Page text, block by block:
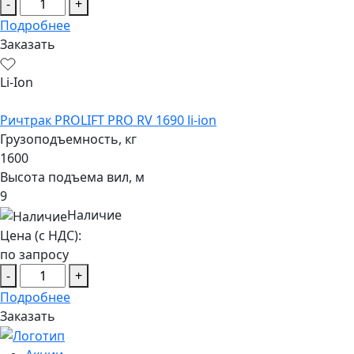
-
+
Подробнее
Заказать
Li-Ion
Ричтрак PROLIFT PRO RV 1690 li-ion
Грузоподъемность, кг
1600
Высота подъема вил, м
9
Наличие
Цена (с НДС):
по запросу
-
+
Подробнее
Заказать